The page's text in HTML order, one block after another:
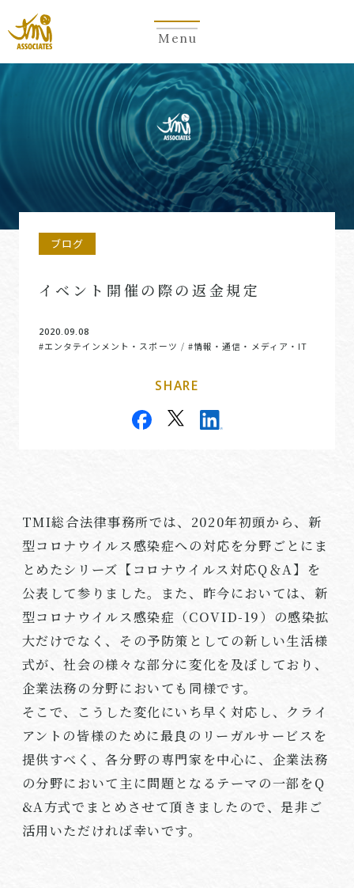
Menu
ブログ
イベント開催の際の返金規定
2020.09.08
#エンタテインメント・スポーツ / #情報・通信・メディア・IT
SHARE
TMI総合法律事務所では、 2020年初頭から、新
型コロナウイルス感染症への対応を分野ごとにま
とめたシリーズ【コロナウイルス対応Q＆A】を
公表して参りました。また、昨今においては、新
型コロナウイルス感染症（COVID-19）の感染拡
大だけでなく、その予防策としての新しい生活様
式が、社会の様々な部分に変化を及ぼしており、
企業法務の分野においても同様です。
そこで、こうした変化にいち早く対応し、クライ
アントの皆様のために最良のリーガルサービスを
提供すべく、各分野の専門家を中心に、企業法務
の分野において主に問題となるテーマの一部をQ
&A方式でまとめさせて頂きましたので、是非ご
活用いただければ幸いです。